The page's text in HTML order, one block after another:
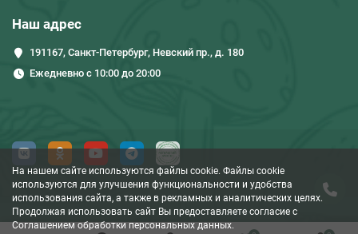
На нашем сайте используются файлы cookie. Файлы cookie
используются для улучшения функциональности и удобства
использования сайта, а также в рекламных и аналитических целях.
Продолжая использовать сайт Вы предоставляете согласие c
Соглашением обработки персональных данных.
Наш адрес
191167, Санкт-Петербург, Невский пр., д. 180
Ежедневно с 10:00 до 20:00